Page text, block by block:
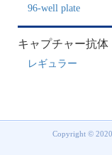
96-well plate
キャプチャー抗体
レギュラー
Copyright © 2020